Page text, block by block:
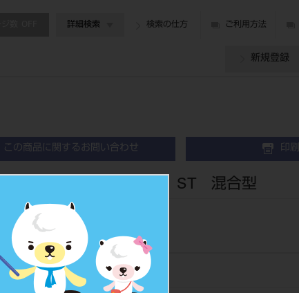
詳細検索 検索の仕方 ご利用方法
新規登録
この商品に関するお問い合わせ 印刷
シア アンテリア 上顎 ST 混合型
Teeth
歯
ド 204350100ST5